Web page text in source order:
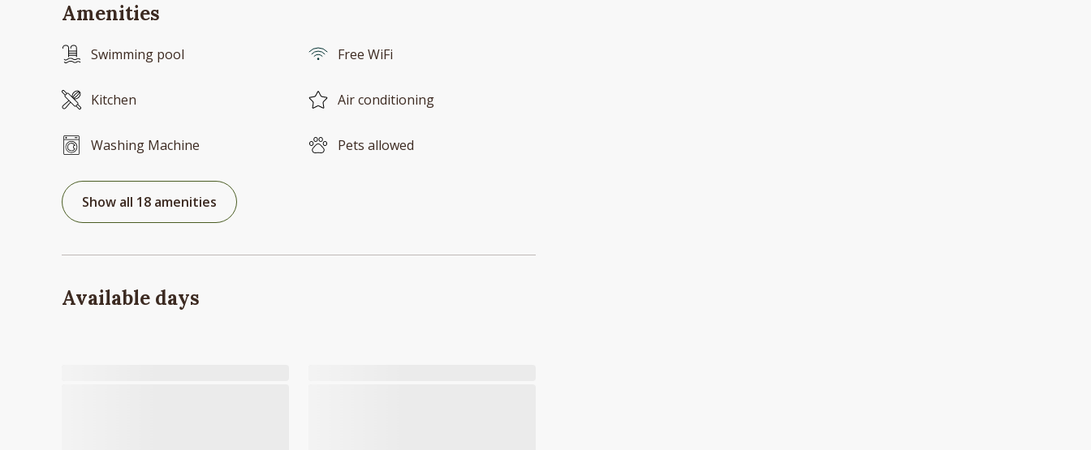
Amenities
Swimming pool Free WiFi
Kitchen Air conditioning
Washing Machine Pets allowed
Show all 18 amenities
Available days